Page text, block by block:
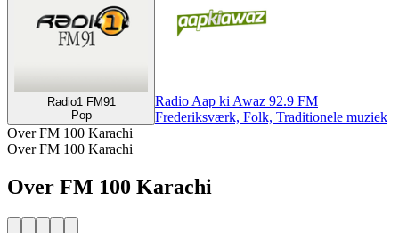
Radio1 FM91
Pop
Radio Aap ki Awaz 92.9 FM
Frederiksværk, Folk, Traditionele muziek
Over FM 100 Karachi
Over FM 100 Karachi
Over FM 100 Karachi